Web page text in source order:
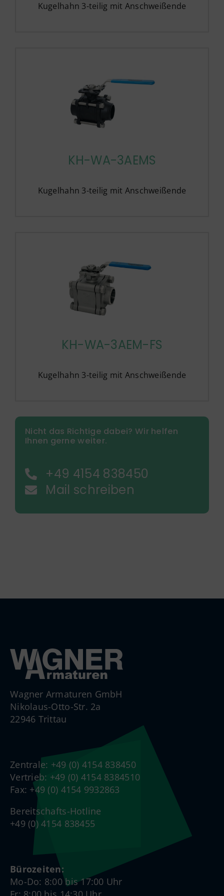
Kugelhahn 3-teilig mit Anschweißende
KH-WA-3AEMS
Kugelhahn 3-teilig mit Anschweißende
KH-WA-3AEM-FS
Kugelhahn 3-teilig mit Anschweißende
Nicht das Richtige dabei? Wir helfen
Ihnen gerne weiter.
+49 4154 838450
Mail schreiben
Wagner Armaturen GmbH
Nikolaus-Otto-Str. 2a
22946 Trittau
Zentrale: +49 (0) 4154 838450
Vertrieb: +49 (0) 4154 8384510
Fax: +49 (0) 4154 9932863
Bereitschafts-Hotline
+49 (0) 4154 838455
Bürozeiten:
Mo-Do: 8:00 bis 17:00 Uhr